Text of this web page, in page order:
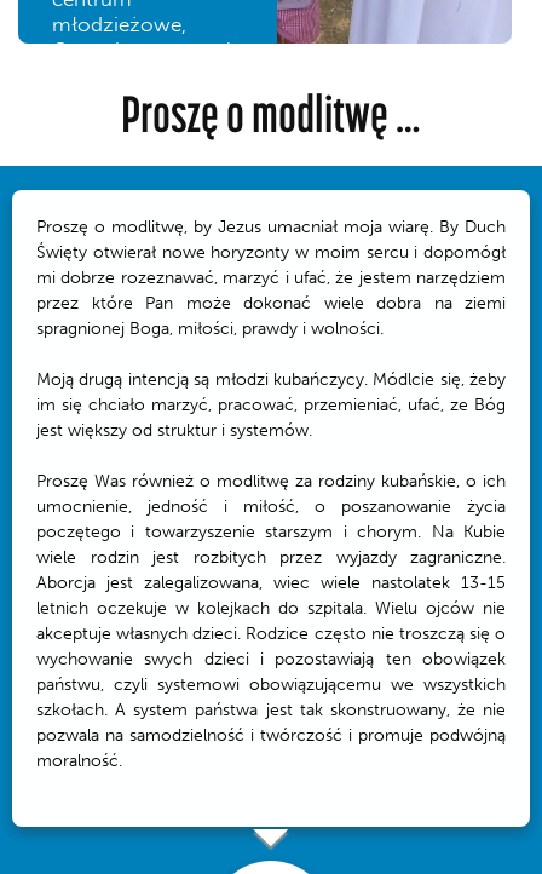
młodzieżowe,
Oratorium w stylu
Mazzarello, w
którym młodzi
na katechezę, brać
udział formacji
ogólnoludzkiej i w
różnego rodzaju
warsztatach. Gdzie
czuli się jak w
domu, jak w
rodzinie pełnej
pokoju,
Proszę o modlitwę …
Proszę o modlitwę, by Jezus umacniał moja wiarę. By Duch
Święty otwierał nowe horyzonty w moim sercu i dopomógł
mi dobrze rozeznawać, marzyć i ufać, że jestem narzędziem
przez które Pan może dokonać wiele dobra na ziemi
spragnionej Boga, miłości, prawdy i wolności.
Moją drugą intencją są młodzi kubańczycy. Módlcie się, żeby
im się chciało marzyć, pracować, przemieniać, ufać, ze Bóg
jest większy od struktur i systemów.
Proszę Was również o modlitwę za rodziny kubańskie, o ich
umocnienie, jedność i miłość, o poszanowanie życia
poczętego i towarzyszenie starszym i chorym. Na Kubie
wiele rodzin jest rozbitych przez wyjazdy zagraniczne.
Aborcja jest zalegalizowana, wiec wiele nastolatek 13-15
letnich oczekuje w kolejkach do szpitala. Wielu ojców nie
akceptuje własnych dzieci. Rodzice często nie troszczą się o
wychowanie swych dzieci i pozostawiają ten obowiązek
państwu, czyli systemowi obowiązującemu we wszystkich
szkołach. A system państwa jest tak skonstruowany, że nie
pozwala na samodzielność i twórczość i promuje podwójną
moralność.